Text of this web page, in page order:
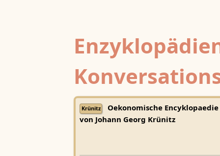
Krünitz
Oekonomische Encyklopaedie
von Johann Georg Krünitz